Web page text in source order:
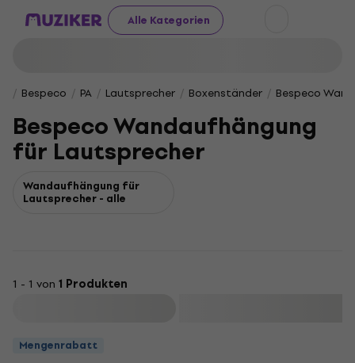
Alle Kategorien
Bespeco PA Lautsprecher Boxenständer Bespeco
Bespeco Wandaufhängung
für Lautsprecher
Wandaufhängung für
Lautsprecher - alle
1 - 1 von 1 Produkten
Mengenrabatt